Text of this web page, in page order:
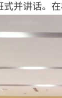
并讲话。